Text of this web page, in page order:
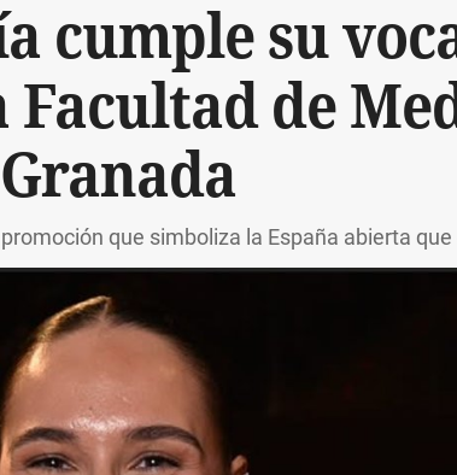
cumple su
Facultad de
Granada
que simboliza la España abierta